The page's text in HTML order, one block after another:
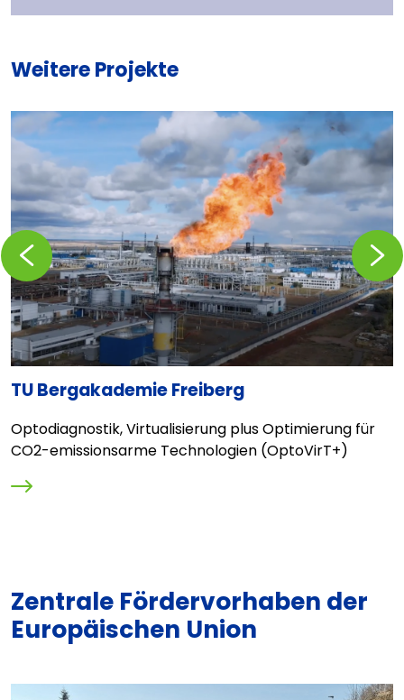
Weitere Projekte
TU Bergakademie Freiberg
Optodiagnostik, Virtualisierung plus Optimierung für
CO2-emissionsarme Technologien (OptoVirT+)
Zurückblättern
Zentrale Fördervorhaben der
Europäischen Union